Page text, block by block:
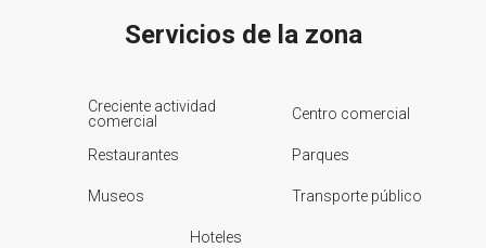
Servicios de la zona
Creciente actividad
comercial
Centro comercial
Restaurantes Parques
Museos Transporte público
Hoteles